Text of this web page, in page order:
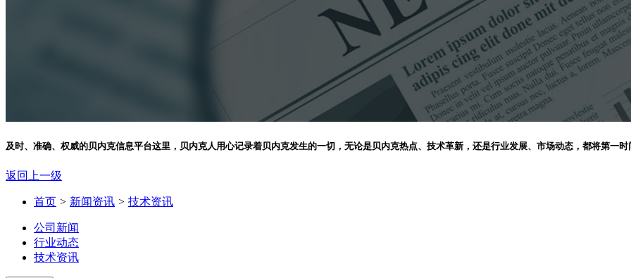
及时、准确、权威的贝内克信息平台这里，贝内克人用心记录着贝内克发生的一切，无论是贝内克热点、技术革新，还是行业发展、市场动态，都将第一
返回上一级
首页 > 新闻资讯 > 技术资讯
公司新闻
行业动态
技术资讯